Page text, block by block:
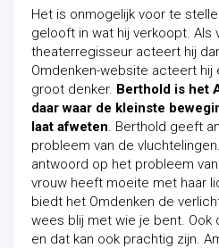
Het is onmogelijk voor te
gelooft in wat hij verkoopt. Als
theaterregisseur acteert hij
Omdenken-website acteert hij
groot denker. Berthold is het
daar waar de kleinste
laat afweten. Berthold geeft
probleem van de
antwoord op het probleem
vrouw heeft moeite met haar
biedt het Omdenken de
wees blij met wie je bent. Ook
en dat kan ook prachtig zijn.